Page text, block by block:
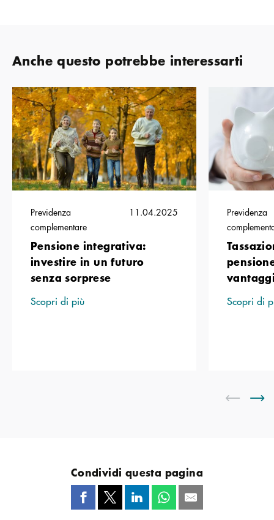
Anche questo potrebbe interessarti
Previdenza
complementare
11.04.2025
Pensione integrativa:
investire in un futuro
senza sorprese
Scopri di più
Previdenza
Scopri di
Condividi questa pagina